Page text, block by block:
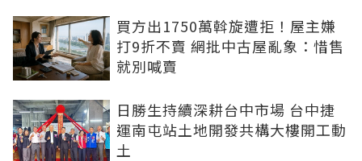
買方出1750萬斡旋遭拒！屋主嫌
打9折不賣 網批中古屋亂象：惜售
就別喊賣
日勝生持續深耕台中市場 台中捷
運南屯站土地開發共構大樓開工動
土